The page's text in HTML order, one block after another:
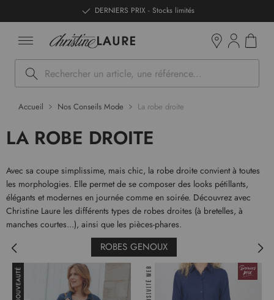
DERNIERS PRIX - Stocks limités
Rechercher
Accueil Nos Conseils Mode La robe droite
LA ROBE DROITE
Avec sa coupe simplissime, mais chic, la robe droite convient à toutes
les morphologies. Elle permet de se composer des looks pétillants,
élégants et modernes en journée comme en soirée. Découvrez avec
Christine Laure les différents types de robes droites (à bretelles, à
manches courtes...), ainsi que les pièces-phares.
ROBES GENOUX